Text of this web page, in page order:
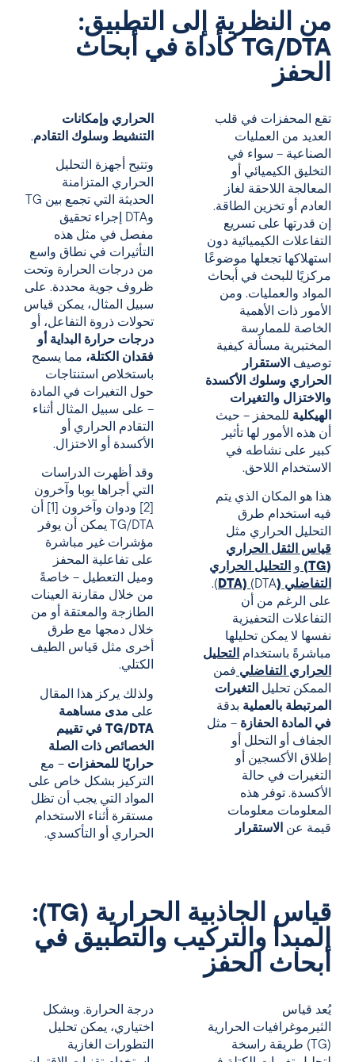
من النظرية إلى التطبيق:
TG/DTA كأداة في أبحاث
الحفز
تقع المحفزات في قلب
العديد من العمليات
الصناعية – سواء في
التخليق الكيميائي أو
المعالجة اللاحقة لغاز
العادم أو تخزين الطاقة.
إن قدرتها على تسريع
التفاعلات الكيميائية دون
استهلاكها تجعلها موضوعًا
مركزيًا للبحث في أبحاث
المواد والعمليات. ومن
الأمور ذات الأهمية
الخاصة للممارسة
المختبرية مسألة كيفية
توصيف الاستقرار
الحراري وسلوك الأكسدة
والاختزال والتغيرات
الهيكلية للمحفز – حيث
أن هذه الأمور لها تأثير
كبير على نشاطه في
الاستخدام اللاحق.
هذا هو المكان الذي يتم
فيه استخدام طرق
التحليل الحراري مثل
قياس الثقل الحراري
(TG)
و
التحليل الحراري
التفاضلي (DTA)
(DTA).
على الرغم من أن
التفاعلات التحفيزية
نفسها لا يمكن تحليلها
مباشرةً باستخدام
التحليل
الحراري التفاضلي فمن
الممكن تحليل
التغيرات
المرتبطة بالعملية بدقة
في المادة الحفازة – مثل
الجفاف أو التحلل أو
إطلاق الأكسجين أو
التغيرات في حالة
الأكسدة. توفر هذه
المعلومات معلومات
قيمة عن الاستقرار
الحراري وإمكانات
التنشيط وسلوك التقادم.
وتتيح أجهزة التحليل
الحراري المتزامنة
الحديثة التي تجمع بين TG
وDTA إجراء تحقيق
مفصل في مثل هذه
التأثيرات في نطاق واسع
من درجات الحرارة وتحت
ظروف جوية محددة. على
سبيل المثال، يمكن قياس
تحولات ذروة التفاعل، أو
درجات حرارة البداية أو
فقدان الكتلة، مما يسمح
باستخلاص استنتاجات
حول التغيرات في المادة
– على سبيل المثال أثناء
التقادم الحراري أو
الأكسدة أو الاختزال.
وقد أظهرت الدراسات
التي أجراها بوبا وآخرون
[2] ودوان وآخرون [1] أن
TG/DTA يمكن أن يوفر
مؤشرات غير مباشرة
على تفاعلية المحفز
وميل التعطيل – خاصةً
من خلال مقارنة العينات
الطازجة والمعتقة أو من
خلال دمجها مع طرق
أخرى مثل قياس الطيف
الكتلي.
ولذلك يركز هذا المقال
على مدى مساهمة
TG/DTA في تقييم
الخصائص ذات الصلة
حراريًا للمحفزات – مع
التركيز بشكل خاص على
المواد التي يجب أن تظل
مستقرة أثناء الاستخدام
الحراري أو التأكسدي.
قياس الجاذبية الحرارية (TG):
المبدأ والتركيب والتطبيق في
أبحاث الحفز
يُعد قياس
الثيرموغرافيات الحرارية
(TG) طريقة راسخة
درجة الحرارة. وبشكل
اختياري، يمكن تحليل
التطورات الغازية